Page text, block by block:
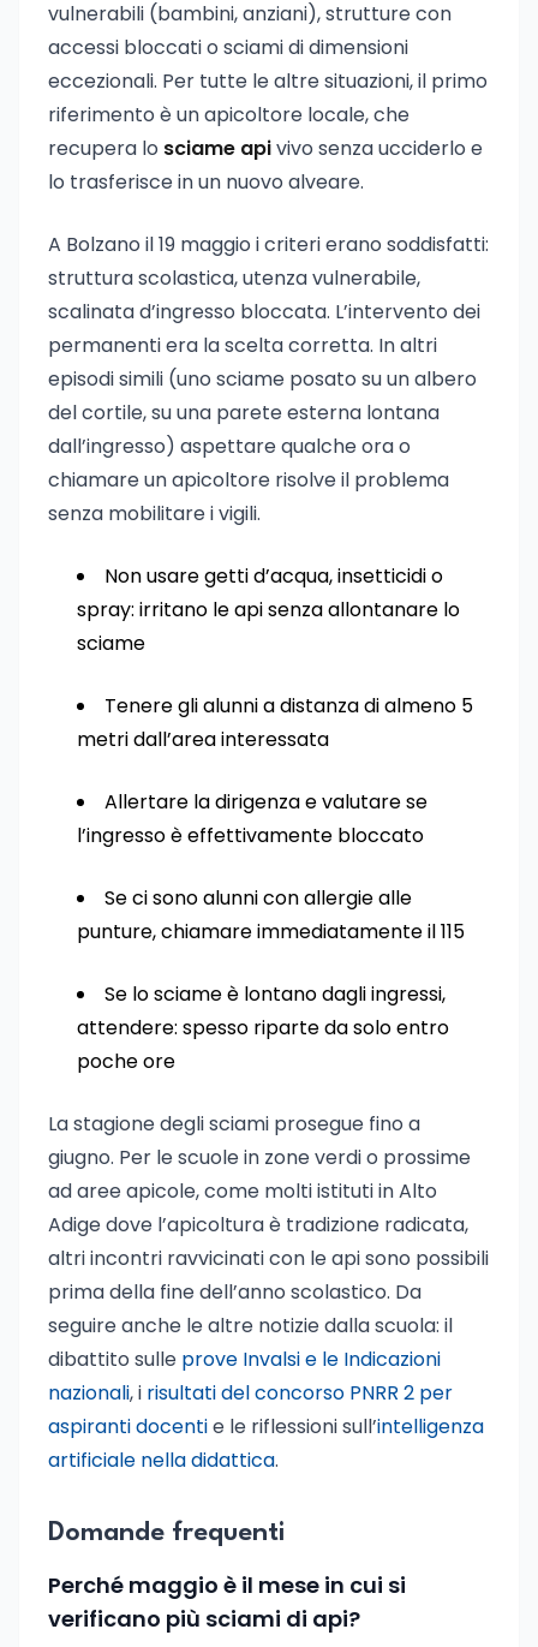
vulnerabili (bambini, anziani), strutture con
accessi bloccati o sciami di dimensioni
eccezionali. Per tutte le altre situazioni, il primo
riferimento è un apicoltore locale, che
recupera lo sciame apivivo senza ucciderlo e
lo trasferisce in un nuovo alveare.
A Bolzano il 19 maggio i criteri erano soddisfatti:
struttura scolastica, utenza vulnerabile,
scalinata d’ingresso bloccata. L’intervento dei
permanenti era la scelta corretta. In altri
episodi simili (uno sciame posato su un albero
del cortile, su una parete esterna lontana
dall’ingresso) aspettare qualche ora o
chiamare un apicoltore risolve il problema
senza mobilitare i vigili.
Non usare getti d’acqua, insetticidi o
spray: irritano le api senza allontanare lo
sciame
Tenere gli alunni a distanza di almeno 5
metri dall’area interessata
Allertare la dirigenza e valutare se
l’ingresso è effettivamente bloccato
Se ci sono alunni con allergie alle
punture, chiamare immediatamente il 115
Se lo sciame è lontano dagli ingressi,
attendere: spesso riparte da solo entro
poche ore
La stagione degli sciami prosegue fino a
giugno. Per le scuole in zone verdi o prossime
ad aree apicole, come molti istituti in Alto
Adige dove l’apicoltura è tradizione radicata,
altri incontri ravvicinati con le api sono possibili
prima della fine dell’anno scolastico. Da
seguire anche le altre notizie dalla scuola: il
dibattito sulle prove Invalsi e le Indicazioni
nazionali, i risultati del concorso PNRR 2 per
aspiranti docentie le riflessioni sull’intelligenza
artificiale nella didattica.
Domande frequenti
Perché maggio è il mese in cui si
verificano più sciami di api?